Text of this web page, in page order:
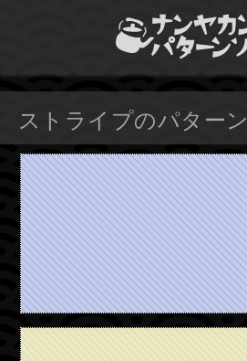
ストライプのパターン